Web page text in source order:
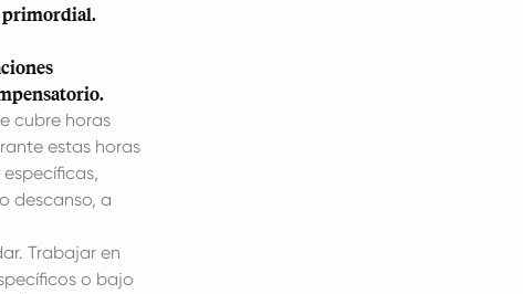
primordial.
cubre horas
estas horas
descanso, a
Trabajar en
o bajo